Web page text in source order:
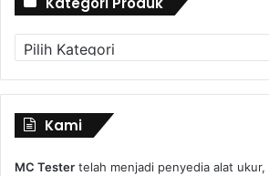
Kategori
Produk
Kami
MC Tester telah menjadi penyedia alat ukur,